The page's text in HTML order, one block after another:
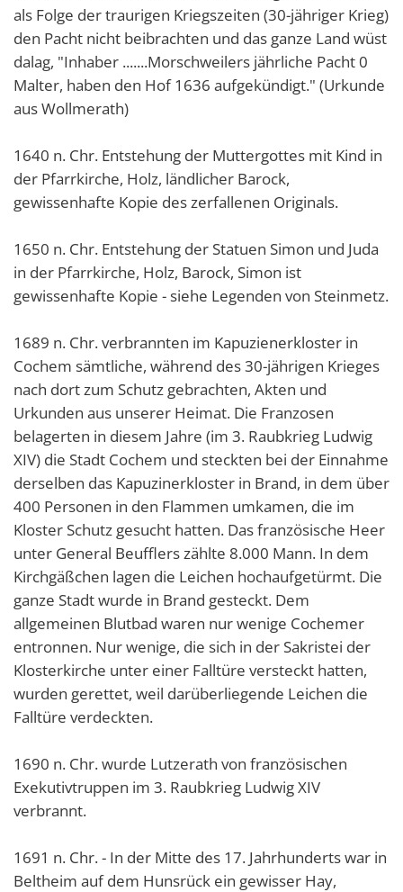
als Folge der traurigen Kriegszeiten (30-jähriger Krieg)
den Pacht nicht beibrachten und das ganze Land wüst
dalag, "Inhaber .......Morschweilers jährliche Pacht 0
Malter, haben den Hof 1636 aufgekündigt." (Urkunde
aus Wollmerath)
1640 n. Chr. Entstehung der Muttergottes mit Kind in
der Pfarrkirche, Holz, ländlicher Barock,
gewissenhafte Kopie des zerfallenen Originals.
1650 n. Chr. Entstehung der Statuen Simon und Juda
in der Pfarrkirche, Holz, Barock, Simon ist
gewissenhafte Kopie - siehe Legenden von Steinmetz.
1689 n. Chr. verbrannten im Kapuzienerkloster in
Cochem sämtliche, während des 30-jährigen Krieges
nach dort zum Schutz gebrachten, Akten und
Urkunden aus unserer Heimat. Die Franzosen
belagerten in diesem Jahre (im 3. Raubkrieg Ludwig
XIV) die Stadt Cochem und steckten bei der Einnahme
derselben das Kapuzinerkloster in Brand, in dem über
400 Personen in den Flammen umkamen, die im
Kloster Schutz gesucht hatten. Das französische Heer
unter General Beufflers zählte 8.000 Mann. In dem
Kirchgäßchen lagen die Leichen hochaufgetürmt. Die
ganze Stadt wurde in Brand gesteckt. Dem
allgemeinen Blutbad waren nur wenige Cochemer
entronnen. Nur wenige, die sich in der Sakristei der
Klosterkirche unter einer Falltüre versteckt hatten,
wurden gerettet, weil darüberliegende Leichen die
Falltüre verdeckten.
1690 n. Chr. wurde Lutzerath von französischen
Exekutivtruppen im 3. Raubkrieg Ludwig XIV
verbrannt.
1691 n. Chr. - In der Mitte des 17. Jahrhunderts war in
Beltheim auf dem Hunsrück ein gewisser Hay,